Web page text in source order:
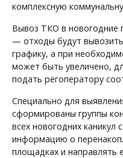
комплексную
Вывоз ТКО в новогодние
— отходы будут
графику, а при
может быть увеличено,
подать регоператору
Специально для
сформированы группы
всех новогодних каникул
информацию о
площадках и направлять